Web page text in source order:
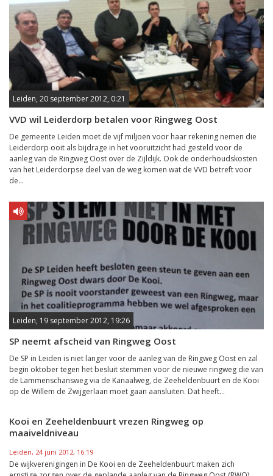
Leiden, 20 september 2012, 0:21
VVD wil Leiderdorp betalen voor Ringweg Oost
De gemeente Leiden moet de vijf miljoen voor haar rekening nemen die
Leiderdorp ooit als bijdrage in het vooruitzicht had gesteld voor de
aanleg van de Ringweg Oost over de Zijldijk. Ook de onderhoudskosten
van het Leiderdorpse deel van de weg komen wat de VVD betreft voor
de...
Leiden, 19 september 2012, 19:26
SP neemt afscheid van Ringweg Oost
De SP in Leiden is niet langer voor de aanleg van de Ringweg Oost en zal
begin oktober tegen het besluit stemmen voor de nieuwe ringweg die van
de Lammenschansweg via de Kanaalweg, de Zeeheldenbuurt en de Kooi
op de Willem de Zwijgerlaan moet gaan aansluiten. Dat heeft...
Kooi en Zeeheldenbuurt vrezen Ringweg op
maaiveldniveau
Leiden, 24 juni 2012, 16:19
De wijkverenigingen in De Kooi en de Zeeheldenbuurt maken zich